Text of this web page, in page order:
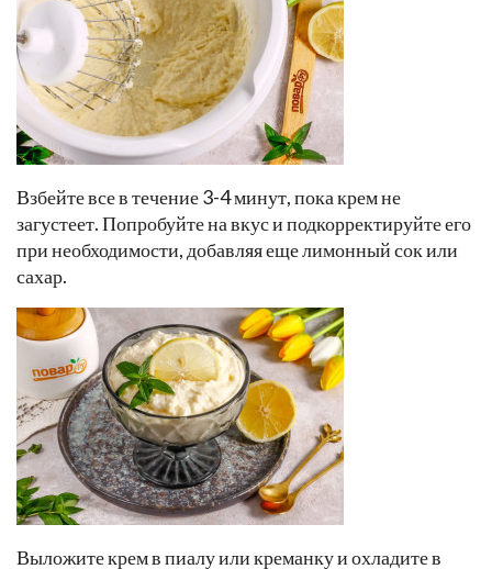
Взбейте все в течение 3-4 минут, пока крем не
загустеет. Попробуйте на вкус и подкорректируйте его
при необходимости, добавляя еще лимонный сок или
сахар.
Выложите крем в пиалу или креманку и охладите в